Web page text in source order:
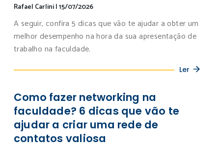
Rafael Carlini|15/07/2026
A seguir, confira 5 dicas que vão te ajudar a obter um
melhor desempenho na hora da sua apresentação de
trabalho na faculdade.
Ler
Como fazer networking na
faculdade? 6 dicas que vão te
ajudar a criar uma rede de
contatos valiosa